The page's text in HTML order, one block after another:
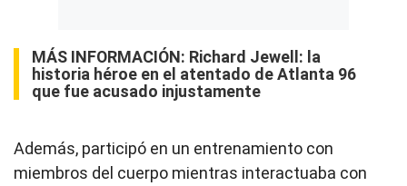
MÁS INFORMACIÓN: Richard Jewell: la
historia héroe en el atentado de Atlanta 96
que fue acusado injustamente
Además, participó en un entrenamiento con
miembros del cuerpo mientras interactuaba con